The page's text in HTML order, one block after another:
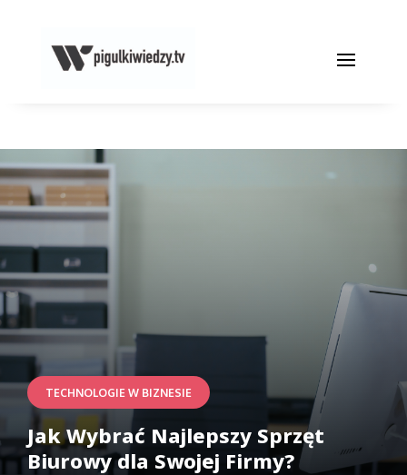
TECHNOLOGIE W BIZNESIE
Jak Wybrać Najlepszy Sprzęt
Biurowy dla Swojej Firmy?